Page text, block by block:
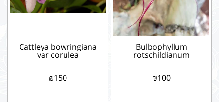
Bulbophyllum
rotschildianum
₪100
Cattleya bowringiana
var corulea
₪150